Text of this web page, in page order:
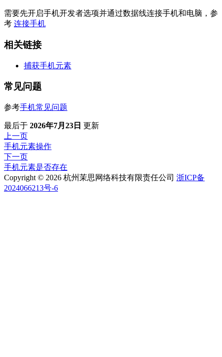
需要先开启手机开发者选项并通过数据线连接手机和电脑，参
考 连接手机
相关链接
捕获手机元素
常见问题
参考手机常见问题
最后于 2026年7月23日 更新
上一页
手机元素操作
下一页
手机元素是否存在
Copyright © 2026 杭州茉思网络科技有限责任公司 浙ICP备
2024066213号-6